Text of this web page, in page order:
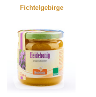
Fichtelgebirge